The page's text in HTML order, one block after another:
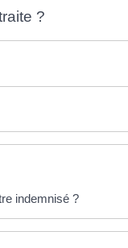
?
indemnisé ?